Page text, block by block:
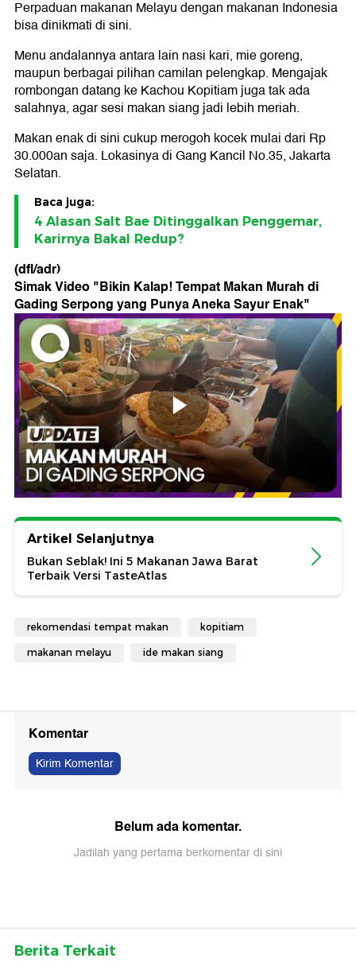
Perpaduan makanan Melayu dengan makanan Indonesia
bisa dinikmati di sini.
Menu andalannya antara lain nasi kari, mie goreng,
maupun berbagai pilihan camilan pelengkap. Mengajak
rombongan datang ke Kachou Kopitiam juga tak ada
salahnya, agar sesi makan siang jadi lebih meriah.
Makan enak di sini cukup merogoh kocek mulai dari Rp
30.000an saja. Lokasinya di Gang Kancil No.35, Jakarta
Selatan.
Baca juga:
4 Alasan Salt Bae Ditinggalkan Penggemar,
Karirnya Bakal Redup?
(dfl/adr)
Simak Video "Bikin Kalap! Tempat Makan Murah di
Gading Serpong yang Punya Aneka Sayur Enak"
Artikel Selanjutnya
Bukan Seblak! Ini 5 Makanan Jawa Barat
Terbaik Versi TasteAtlas
rekomendasi tempat makan kopitiam
makanan melayu ide makan siang
Komentar
Kirim Komentar
Belum ada komentar.
Jadilah yang pertama berkomentar di sini
Berita Terkait